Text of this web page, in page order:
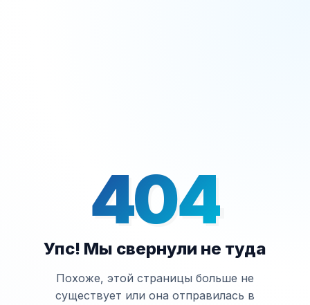
404
Упс! Мы свернули не туда
Похоже, этой страницы больше не
существует или она отправилась в